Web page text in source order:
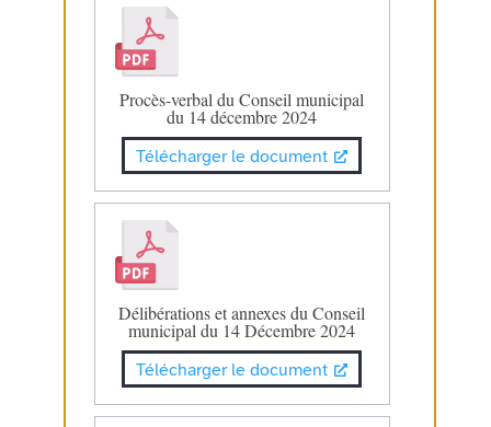
Procès-verbal du Conseil municipal
du 14 décembre 2024
Télécharger le document
Délibérations et annexes du Conseil
municipal du 14 Décembre 2024
Télécharger le document